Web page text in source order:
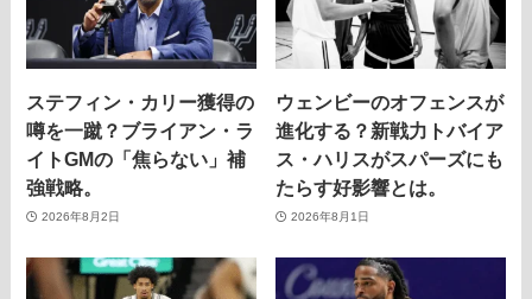
ステフィン・カリー獲得の
噂を一蹴？ブライアン・ラ
イトGMの「焦らない」補
強戦略。
2026年8月2日
ウェンビーのオフェンスが
進化する？新戦力トバイア
ス・ハリスがスパーズにも
たらす好影響とは。
2026年8月1日